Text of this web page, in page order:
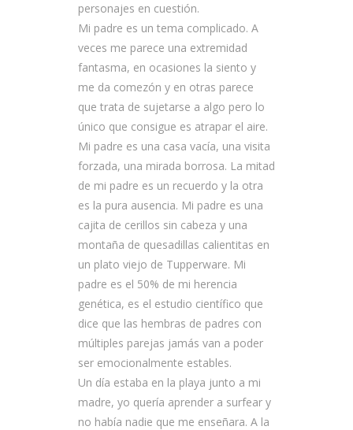
personajes en cuestión.
Mi padre es un tema complicado. A
veces me parece una extremidad
fantasma, en ocasiones la siento y
me da comezón y en otras parece
que trata de sujetarse a algo pero lo
único que consigue es atrapar el aire.
Mi padre es una casa vacía, una visita
forzada, una mirada borrosa. La mitad
de mi padre es un recuerdo y la otra
es la pura ausencia. Mi padre es una
cajita de cerillos sin cabeza y una
montaña de quesadillas calientitas en
un plato viejo de Tupperware. Mi
padre es el 50% de mi herencia
genética, es el estudio científico que
dice que las hembras de padres con
múltiples parejas jamás van a poder
ser emocionalmente estables.
Un día estaba en la playa junto a mi
madre, yo quería aprender a surfear y
no había nadie que me enseñara. A la